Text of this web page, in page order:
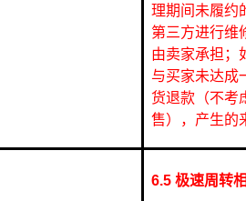
理期间未履约
第三方进行维
由卖家承担；
与买家未达成
货退款（不考
售），产生的
6.5 极速周转